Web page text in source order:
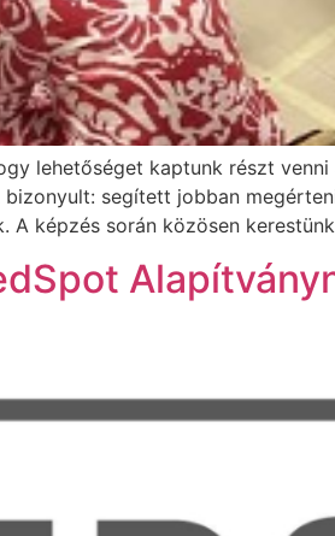
lehetőséget kaptunk részt
segített jobban
A képzés során közösen